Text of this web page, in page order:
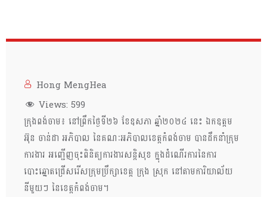
Hong MengHea
Views: 599
ក្រុងពង់ចាម៖ នៅព្រឹកថ្ងៃទី២៦ ខែឧសភា ឆ្នាំ២០២៤ នេះ ឯកឧត្ដម
អ៊ុន ចាន់ដា អភិបាល នៃគណៈអភិបាលខេត្តកំពង់ចាម បានដឹកនាំក្រុម
ការងារ អញ្ជើញចុះពិនិត្យការងារសន្តិសុខ ក្នុងដំណើរការនៃការ
បោះឆ្នោតជ្រើសរើសក្រុមប្រឹក្សាខេត្ត ក្រុង ស្រុក នៅតាមការិយាល័យ
នីមួយៗ នៃខេត្តកំពង់ចាម។